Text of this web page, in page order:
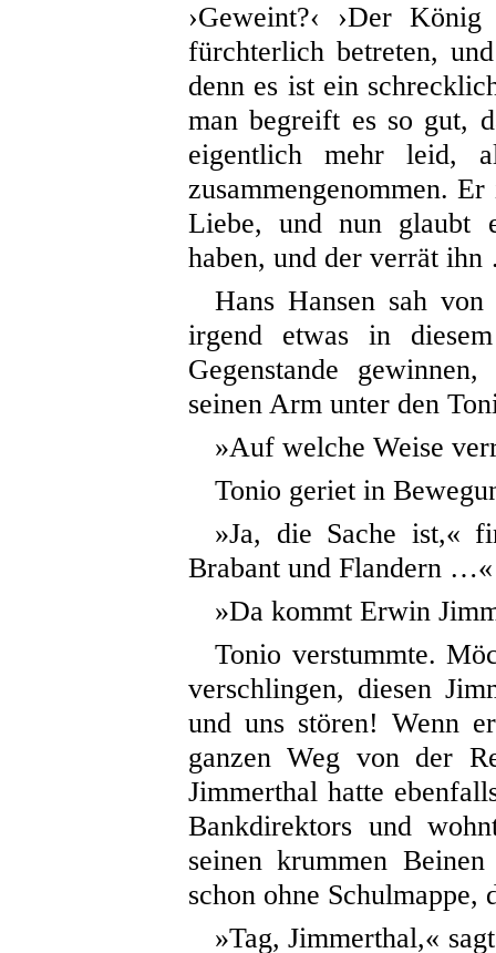
›Geweint?‹ ›Der
fürchterlich betreten,
denn es ist ein
man begreift es so gut,
eigentlich mehr leid,
zusammengenommen.
Liebe, und nun glaubt
haben, und der verrät
Hans Hansen sah
irgend etwas in
Gegenstande
seinen Arm unter den
»Auf welche Weise
Tonio geriet in
»Ja, die Sache ist,«
Brabant und Flandern …«
»Da kommt Erwin
Tonio verstummte.
verschlingen, diesen
und uns stören! Wenn
ganzen Weg von der
Jimmerthal hatte
Bankdirektors und
seinen krummen
schon ohne
»Tag, Jimmerthal,«